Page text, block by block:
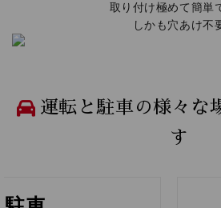
取り付け極めて簡単
しかも穴あけ不
運転と駐車の様々な
す